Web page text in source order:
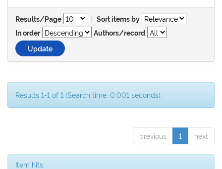
Results/Page | Sort items by
In order
Authors/record
Results 1-1 of 1 (Search time: 0.001 seconds).
previous 1 next
Item hits: